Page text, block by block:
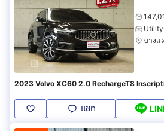
บางแ
2023 Volvo XC60 2.0 RechargeT8
แชท